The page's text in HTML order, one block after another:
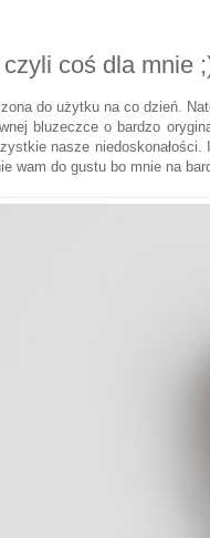
coś dla mnie
do użytku na co dzień.
bluzeczce o bardzo
nasze
wam do gustu bo mnie na